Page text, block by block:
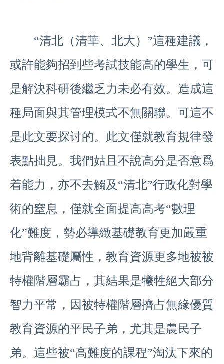
“清北（清華、北大）”這種建議，
或許能夠招到些考試技能高的學生，可
是解決科研後繼乏力未必有效。造成這
種局面與其管理模式不無關聯。可這不
是此文要探讨的。此文僅就教育規律發
表點拙見。我們姑且不說高分是否意爲
着能力，亦不去觸及“清北”行政化對學
術的窒息，僅就全面提高高考“數理
化”難度，勢必導緻基礎教育更加嚴重
地背離基礎屬性，教育資源更多地被被
特權階層霸占，其結果是犧牲絕大部分
智力平常，因被特權階層擠占無緣優質
教育資源的平民子弟，尤其是農民子
弟。這些被“高難度的課程”淘汰下來的